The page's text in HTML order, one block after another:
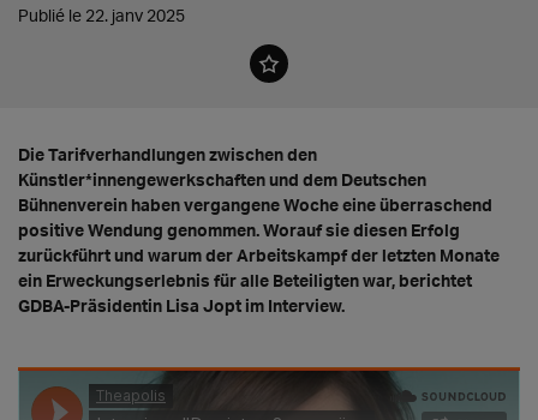
Publié le 22. janv 2025
Die Tarifverhandlungen zwischen den
Künstler*innengewerkschaften und dem Deutschen
Bühnenverein haben vergangene Woche eine überraschend
positive Wendung genommen. Worauf sie diesen Erfolg
zurückführt und warum der Arbeitskampf der letzten Monate
ein Erweckungserlebnis für alle Beteiligten war, berichtet
GDBA-Präsidentin Lisa Jopt im Interview.